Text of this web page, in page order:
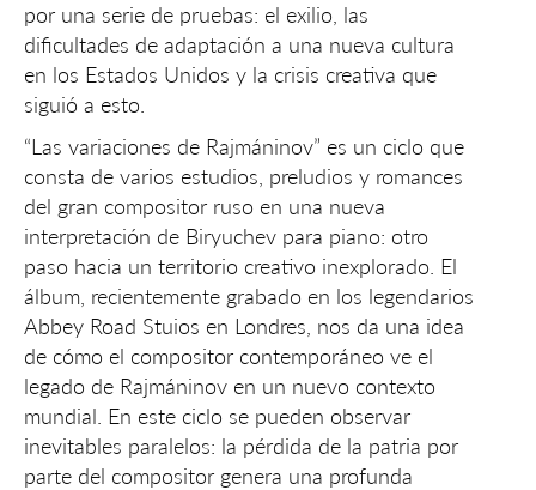
por una serie de pruebas: el exilio, las
dificultades de adaptación a una nueva cultura
en los Estados Unidos y la crisis creativa que
siguió a esto.
“Las variaciones de Rajmáninov” es un ciclo que
consta de varios estudios, preludios y romances
del gran compositor ruso en una nueva
interpretación de Biryuchev para piano: otro
paso hacia un territorio creativo inexplorado. El
álbum, recientemente grabado en los legendarios
Abbey Road Stuios en Londres, nos da una idea
de cómo el compositor contemporáneo ve el
legado de Rajmáninov en un nuevo contexto
mundial. En este ciclo se pueden observar
inevitables paralelos: la pérdida de la patria por
parte del compositor genera una profunda